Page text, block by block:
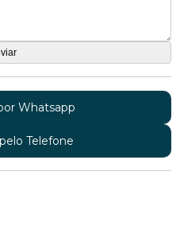
Whatsapp
Telefone